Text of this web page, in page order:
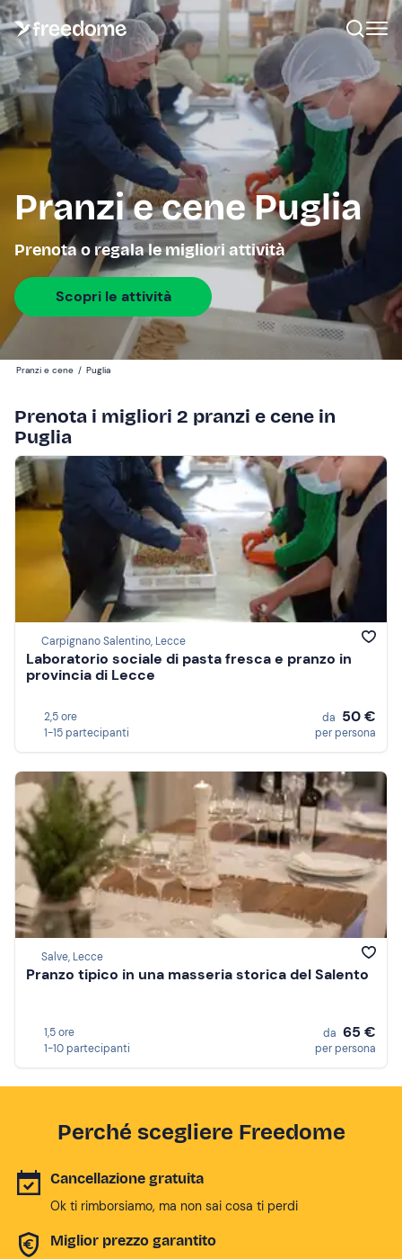
Pranzi e cene Puglia
Prenota o regala le migliori attività
Scopri le attività
Pranzi e cene / Puglia
Prenota i migliori 2 pranzi e cene in
Puglia
Carpignano Salentino, Lecce
Laboratorio sociale di pasta fresca e pranzo in
provincia di Lecce
2,5 ore
1-15 partecipanti
da 50 €
per persona
Salve, Lecce
Pranzo tipico in una masseria storica del Salento
1,5 ore
1-10 partecipanti
da 65 €
per persona
Perché scegliere Freedome
Cancellazione gratuita
Ok ti rimborsiamo, ma non sai cosa ti perdi
Miglior prezzo garantito